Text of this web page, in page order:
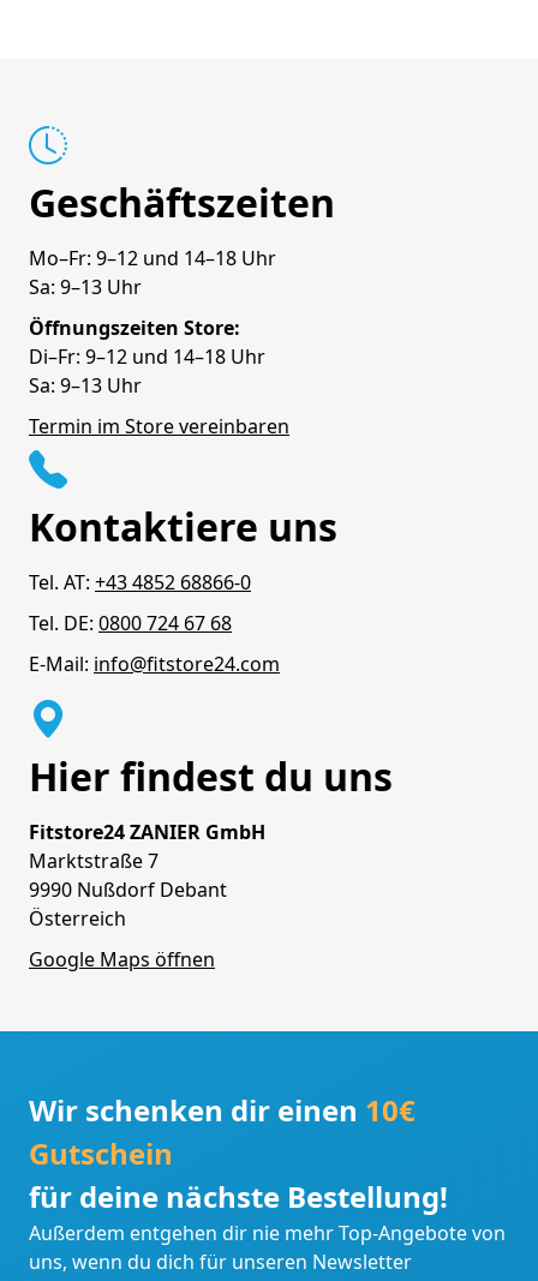
Geschäftszeiten
Mo–Fr: 9–12 und 14–18 Uhr
Sa: 9–13 Uhr
Öffnungszeiten Store:
Di–Fr: 9–12 und 14–18 Uhr
Sa: 9–13 Uhr
Termin im Store vereinbaren
Kontaktiere uns
Tel. AT: +43 4852 68866-0
Tel. DE: 0800 724 67 68
E-Mail: info@fitstore24.com
Hier findest du uns
Fitstore24 ZANIER GmbH
Marktstraße 7
9990 Nußdorf Debant
Österreich
Google Maps öffnen
Wir schenken dir einen 10€
Gutschein
für deine nächste Bestellung!
Außerdem entgehen dir nie mehr Top-Angebote von
uns, wenn du dich für unseren Newsletter